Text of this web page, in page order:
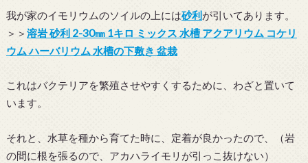
我が家のイモリウムのソイルの上には砂利が引いてあります。
＞＞ 溶岩 砂利 2-30㎜ 1キロ ミックス 水槽 アクアリウム コケリ
ウム ハーバリウム 水槽の下敷き 盆栽
これはバクテリアを繁殖させやすくするために、わざと置いて
います。
それと、水草を種から育てた時に、定着が良かったので、（岩
の間に根を張るので、アカハライモリが引っこ抜けない）